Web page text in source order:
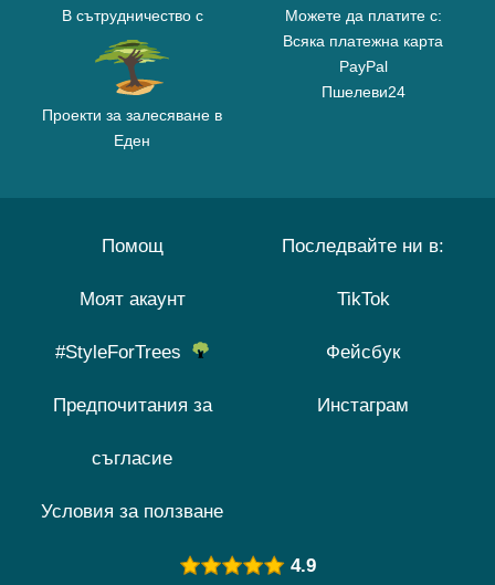
В сътрудничество с
Проекти за залесяване в
Еден
Можете да платите с:
Всяка платежна карта
PayPal
Пшелеви24
Помощ
Моят акаунт
#StyleForTrees
Предпочитания за
съгласие
Условия за ползване
Последвайте ни в:
TikTok
Фейсбук
Инстаграм
4.9